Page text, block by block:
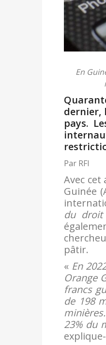
En
dernier,
pays.
Par RFI
Avec cet
Guinée
du droit
pâtir.
« En
Orange
francs
de 198
23% du